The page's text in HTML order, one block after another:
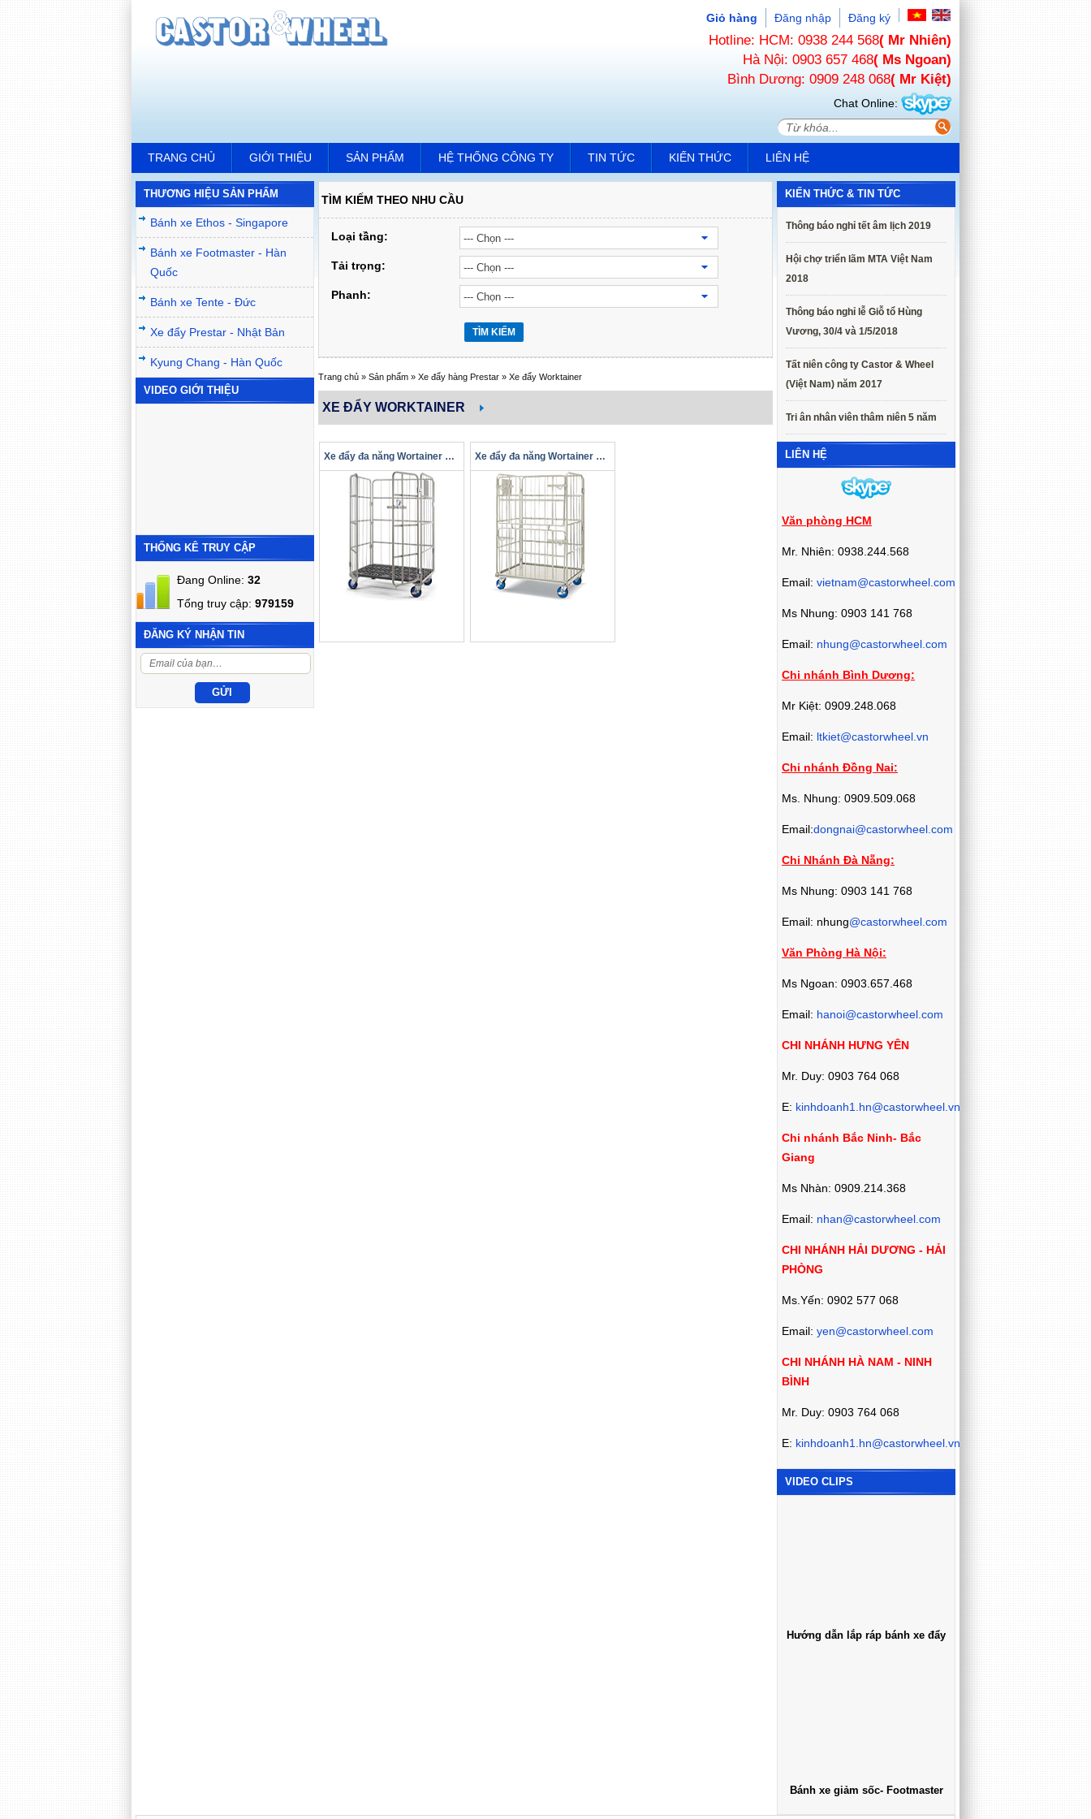
Đăng nhập Đăng ký
Giỏ hàng
Hotline: HCM: 0938 244 568( Mr Nhiên)
Hà Nội: 0903 657 468( Ms Ngoan)
Bình Dương: 0909 248 068( Mr Kiệt)
Chat Online:
TRANG CHỦ GIỚI THIỆU SẢN PHẨM HỆ THỐNG CÔNG TY TIN TỨC KIẾN THỨC LIÊN HỆ
THƯƠNG HIỆU SẢN PHẨM
Bánh xe Ethos - Singapore
Bánh xe Footmaster - Hàn
Quốc
Bánh xe Tente - Đức
Xe đẩy Prestar - Nhật Bản
Kyung Chang - Hàn Quốc
VIDEO GIỚI THIỆU
THỐNG KÊ TRUY CẬP
Đang Online: 32
Tổng truy cập: 979159
ĐĂNG KÝ NHẬN TIN
TÌM KIẾM THEO NHU CẦU
Loại tầng:
Tải trọng:
Phanh:
TÌM KIẾM
Trang chủ » Sản phẩm » Xe đẩy hàng Prestar » Xe đẩy Worktainer
XE ĐẨY WORKTAINER
Xe đẩy đa năng Wortainer 2 cửa Xe đẩy đa năng Wortainer UTP-1080
KIẾN THỨC & TIN TỨC
Thông báo nghỉ tết âm lịch 2019
Hội chợ triển lãm MTA Việt Nam
2018
Thông báo nghỉ lễ Giỗ tổ Hùng
Vương, 30/4 và 1/5/2018
Tất niên công ty Castor & Wheel
(Việt Nam) năm 2017
Tri ân nhân viên thâm niên 5 năm
LIÊN HỆ
Văn phòng HCM
Mr. Nhiên: 0938.244.568
Email: vietnam@castorwheel.com
Ms Nhung: 0903 141 768
Email: nhung@castorwheel.com
Chi nhánh Bình Dương:
Mr Kiệt: 0909.248.068
Email: ltkiet@castorwheel.vn
Chi nhánh Đồng Nai:
Ms. Nhung: 0909.509.068
Email:dongnai@castorwheel.com
Chi Nhánh Đà Nẵng:
Ms Nhung: 0903 141 768
Email: nhung@castorwheel.com
Văn Phòng Hà Nội:
Ms Ngoan: 0903.657.468
Email: hanoi@castorwheel.com
CHI NHÁNH HƯNG YÊN
Mr. Duy: 0903 764 068
E: kinhdoanh1.hn@castorwheel.vn
Chi nhánh Bắc Ninh- Bắc
Giang
Ms Nhàn: 0909.214.368
Email: nhan@castorwheel.com
CHI NHÁNH HẢI DƯƠNG - HẢI
PHÒNG
Ms.Yến: 0902 577 068
Email: yen@castorwheel.com
CHI NHÁNH HÀ NAM - NINH
BÌNH
Mr. Duy: 0903 764 068
E: kinhdoanh1.hn@castorwheel.vn
VIDEO CLIPS
Hướng dẫn lắp ráp bánh xe đẩy
Bánh xe giảm sốc- Footmaster